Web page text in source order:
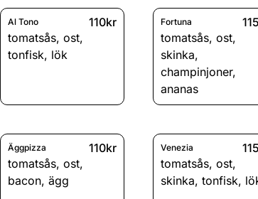
Al Tono
110kr
tomatsås, ost,
tonfisk, lök
Fortuna
tomatsås,ost,
skinka,
champinjoner,
ananas
Äggpizza
110kr
tomatsås, ost,
bacon, ägg
Venezia
tomatsås,ost,
skinka,tonfisk,